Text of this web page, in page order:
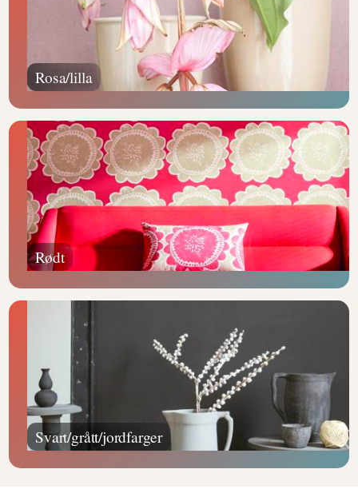
Rosa/lilla
Rødt
Svart/grått/jordfarger